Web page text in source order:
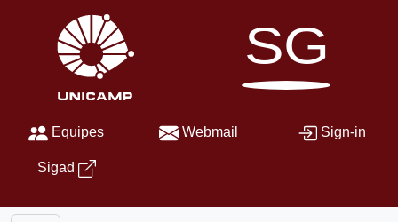
SG
Equipes Webmail Sign-in
Sigad